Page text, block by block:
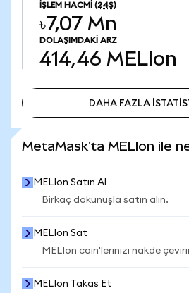
İŞLEM HACMI (24S)
৳7,07 Mn
DOLAŞIMDAKI ARZ
414,46 MELIon
DAHA FAZLA
MetaMask'ta MELIon ile
MELIon Satın Al
Birkaç dokunuşla satın alın.
MELIon Sat
MELIon coin'lerinizi nakde
MELIon Takas Et